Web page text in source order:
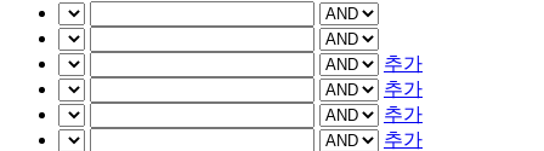
추가
추가
추가
추가